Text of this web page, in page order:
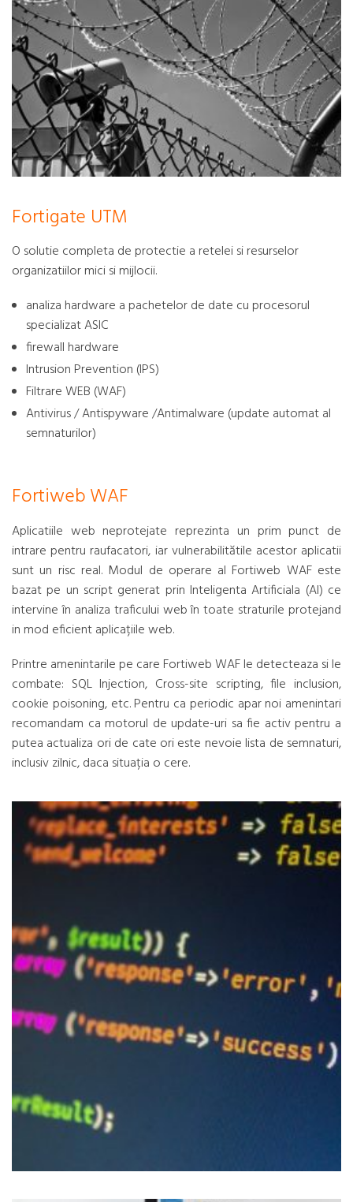
Fortigate UTM
O solutie completa de protectie a retelei si resurselor
organizatiilor mici si mijlocii.
analiza hardware a pachetelor de date cu procesorul
specializat ASIC
firewall hardware
Intrusion Prevention (IPS)
Filtrare WEB (WAF)
Antivirus / Antispyware /Antimalware (update automat al
semnaturilor)
Fortiweb WAF
Aplicatiile web neprotejate reprezinta un prim punct de
intrare pentru raufacatori, iar vulnerabilitătile acestor aplicatii
sunt un risc real. Modul de operare al Fortiweb WAF este
bazat pe un script generat prin Inteligenta Artificiala (AI) ce
intervine în analiza traficului web în toate straturile protejand
in mod eficient aplicațiile web.
Printre amenintarile pe care Fortiweb WAF le detecteaza si le
combate: SQL Injection, Cross-site scripting, file inclusion,
cookie poisoning, etc. Pentru ca periodic apar noi amenintari
recomandam ca motorul de update-uri sa fie activ pentru a
putea actualiza ori de cate ori este nevoie lista de semnaturi,
inclusiv zilnic, daca situația o cere.